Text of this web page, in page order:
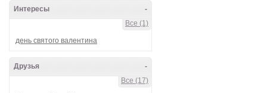
-
Интересы
Все (1)
день святого валентина
-
Друзья
Все (17)